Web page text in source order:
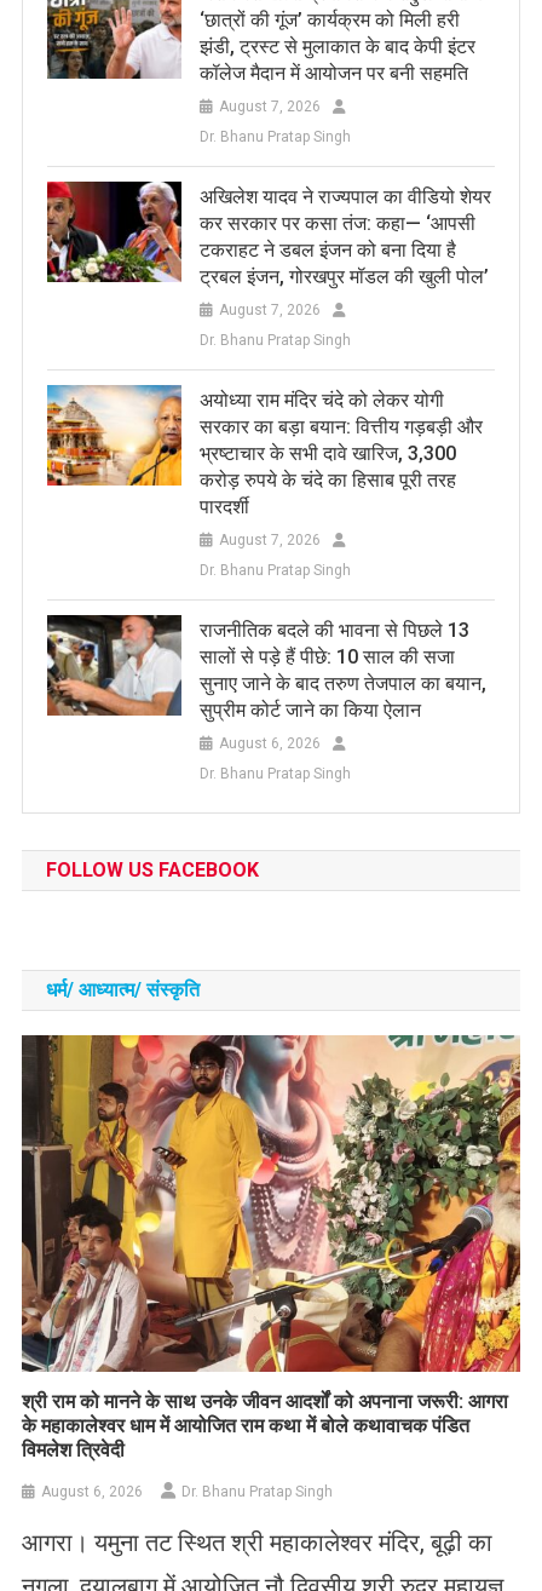
‘छात्रों की गूंज’ कार्यक्रम को मिली हरी
झंडी, ट्रस्ट से मुलाकात के बाद केपी इंटर
कॉलेज मैदान में आयोजन पर बनी सहमति
August 7, 2026
Dr. Bhanu Pratap Singh
अखिलेश यादव ने राज्यपाल का वीडियो शेयर
कर सरकार पर कसा तंज: कहा— ‘आपसी
टकराहट ने डबल इंजन को बना दिया है
ट्रबल इंजन, गोरखपुर मॉडल की खुली पोल’
August 7, 2026
Dr. Bhanu Pratap Singh
अयोध्या राम मंदिर चंदे को लेकर योगी
सरकार का बड़ा बयान: वित्तीय गड़बड़ी और
भ्रष्टाचार के सभी दावे खारिज, 3,300
करोड़ रुपये के चंदे का हिसाब पूरी तरह
पारदर्शी
August 7, 2026
Dr. Bhanu Pratap Singh
राजनीतिक बदले की भावना से पिछले 13
सालों से पड़े हैं पीछे: 10 साल की सजा
सुनाए जाने के बाद तरुण तेजपाल का बयान,
सुप्रीम कोर्ट जाने का किया ऐलान
August 6, 2026
Dr. Bhanu Pratap Singh
FOLLOW US FACEBOOK
धर्म/ आध्‍यात्‍म/ संस्‍कृति
​श्री राम को मानने के साथ उनके जीवन आदर्शों को अपनाना जरूरी: आगरा
के महाकालेश्वर धाम में आयोजित राम कथा में बोले कथावाचक पंडित
विमलेश त्रिवेदी
August 6, 2026 Dr. Bhanu Pratap Singh
आगरा। यमुना तट स्थित श्री महाकालेश्वर मंदिर, बूढ़ी का